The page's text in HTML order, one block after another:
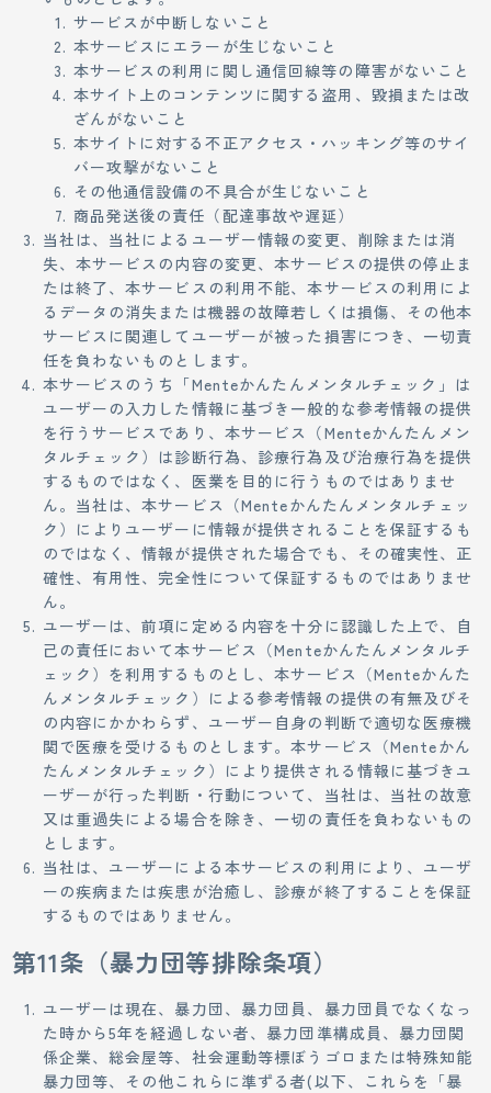
サービスが中断しないこと
本サービスにエラーが生じないこと
本サービスの利用に関し通信回線等の障害がないこと
本サイト上のコンテンツに関する盗用、毀損または改
ざんがないこと
本サイトに対する不正アクセス・ハッキング等のサイ
バー攻撃がないこと
その他通信設備の不具合が生じないこと
商品発送後の責任（配達事故や遅延）
当社は、当社によるユーザー情報の変更、削除または消
失、本サービスの内容の変更、本サービスの提供の停止ま
たは終了、本サービスの利用不能、本サービスの利用によ
るデータの消失または機器の故障若しくは損傷、その他本
サービスに関連してユーザーが被った損害につき、一切責
任を負わないものとします。
本サービスのうち「Menteかんたんメンタルチェック」は
ユーザーの入力した情報に基づき一般的な参考情報の提供
を行うサービスであり、本サービス（Menteかんたんメン
タルチェック）は診断行為、診療行為及び治療行為を提供
するものではなく、医業を目的に行うものではありませ
ん。当社は、本サービス（Menteかんたんメンタルチェッ
ク）によりユーザーに情報が提供されることを保証するも
のではなく、情報が提供された場合でも、その確実性、正
確性、有用性、完全性について保証するものではありませ
ん。
ユーザーは、前項に定める内容を十分に認識した上で、自
己の責任において本サービス（Menteかんたんメンタルチ
ェック）を利用するものとし、本サービス（Menteかんた
んメンタルチェック）による参考情報の提供の有無及びそ
の内容にかかわらず、ユーザー自身の判断で適切な医療機
関で医療を受けるものとします。本サービス（Menteかん
たんメンタルチェック）により提供される情報に基づきユ
ーザーが行った判断・行動について、当社は、当社の故意
又は重過失による場合を除き、一切の責任を負わないもの
とします。
当社は、ユーザーによる本サービスの利用により、ユーザ
ーの疾病または疾患が治癒し、診療が終了することを保証
するものではありません。
第11条（暴力団等排除条項）
ユーザーは現在、暴力団、暴力団員、暴力団員でなくなっ
た時から5年を経過しない者、暴力団準構成員、暴力団関
係企業、総会屋等、社会運動等標ぼうゴロまたは特殊知能
暴力団等、その他これらに準ずる者(以下、これらを「暴